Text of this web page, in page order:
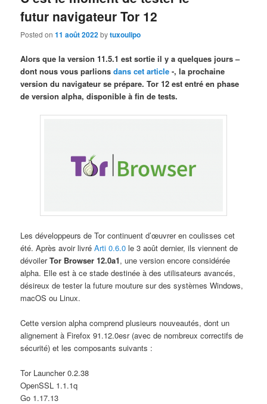
futur navigateur Tor 12
Posted on11 août 2022bytuxoulipo
Alors que la version 11.5.1 est sortie il y a quelques jours –
dont nous vous parlionsdans cet article -, la prochaine
version du navigateur se prépare. Tor 12 est entré en phase
de version alpha, disponible à fin de tests.
Les développeurs de Tor continuent d’œuvrer en coulisses cet
été. Après avoir livréArti 0.6.0 le 3 août dernier, ils viennent de
dévoilerTor Browser 12.0a1, une version encore considérée
alpha. Elle est à ce stade destinée à des utilisateurs avancés,
désireux de tester la future mouture sur des systèmes Windows,
macOS ou Linux.
Cette version alpha comprend plusieurs nouveautés, dont un
alignement à Firefox 91.12.0esr (avec de nombreux correctifs de
sécurité) et les composants suivants :
Tor Launcher 0.2.38
OpenSSL 1.1.1q
Go 1.17.13